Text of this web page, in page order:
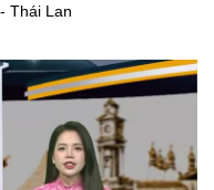
Thái Lan